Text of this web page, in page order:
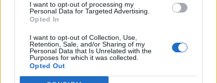
I want to opt-out of processing my
Personal Data for Targeted Advertising.
Opted In
I want to opt-out of Collection, Use,
Retention, Sale, and/or Sharing of my
Personal Data that Is Unrelated with the
Purposes for which it was collected.
Opted Out
október 2022
september 2022
august 2022
júl 2022